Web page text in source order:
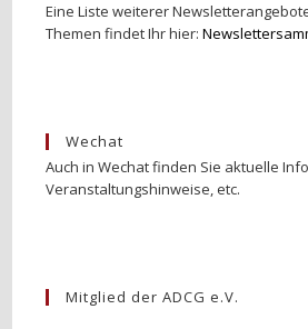
Eine Liste weiterer
Themen findet Ihr hier:
Wechat
Auch in Wechat finden Sie aktuelle
Veranstaltungshinweise, etc.
Mitglied der ADCG e.V.